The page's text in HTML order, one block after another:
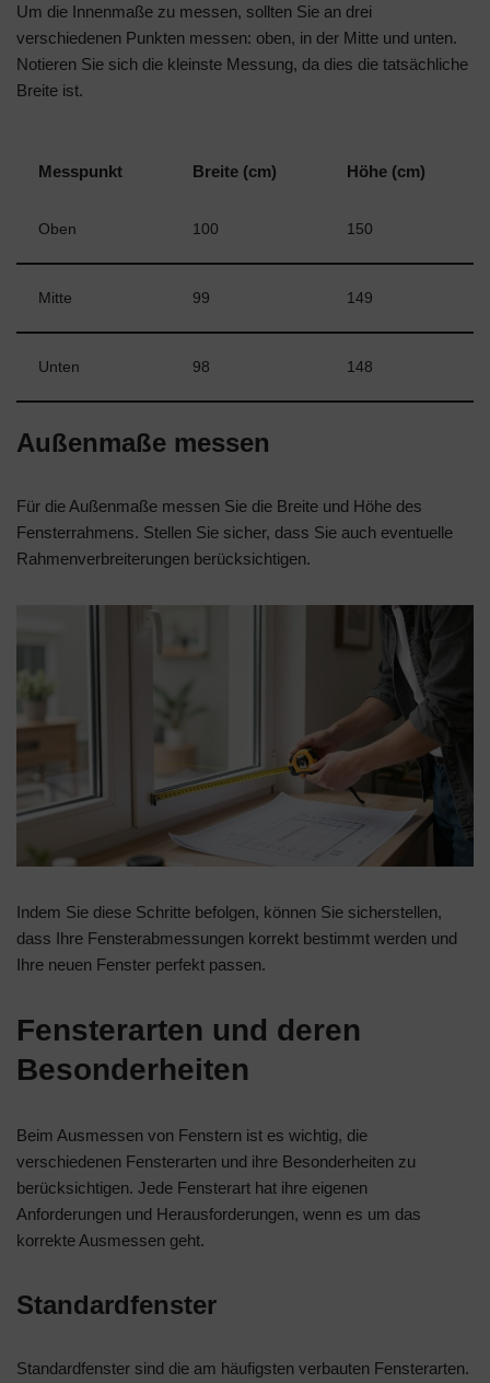
Um die Innenmaße zu messen, sollten Sie an drei
verschiedenen Punkten messen: oben, in der Mitte und unten.
Notieren Sie sich die kleinste Messung, da dies die tatsächliche
Breite ist.
Messpunkt Breite (cm) Höhe (cm)
Oben 100 150
Mitte 99 149
Unten 98 148
Außenmaße messen
Für die Außenmaße messen Sie die Breite und Höhe des
Fensterrahmens. Stellen Sie sicher, dass Sie auch eventuelle
Rahmenverbreiterungen berücksichtigen.
Indem Sie diese Schritte befolgen, können Sie sicherstellen,
dass Ihre Fensterabmessungen korrekt bestimmt werden und
Ihre neuen Fenster perfekt passen.
Fensterarten und deren
Besonderheiten
Beim Ausmessen von Fenstern ist es wichtig, die
verschiedenen Fensterarten und ihre Besonderheiten zu
berücksichtigen. Jede Fensterart hat ihre eigenen
Anforderungen und Herausforderungen, wenn es um das
korrekte Ausmessen geht.
Standardfenster
Standardfenster sind die am häufigsten verbauten Fensterarten.